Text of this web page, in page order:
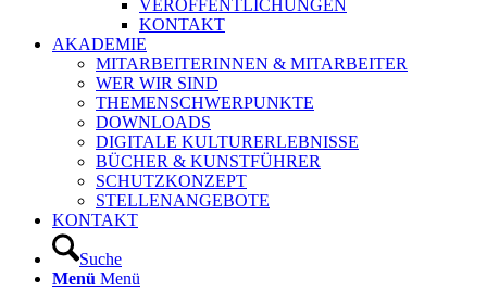
VERÖFFENTLICHUNGEN
KONTAKT
AKADEMIE
MITARBEITERINNEN & MITARBEITER
WER WIR SIND
THEMENSCHWERPUNKTE
DOWNLOADS
DIGITALE KULTURERLEBNISSE
BÜCHER & KUNSTFÜHRER
SCHUTZKONZEPT
STELLENANGEBOTE
KONTAKT
Suche
Menü Menü